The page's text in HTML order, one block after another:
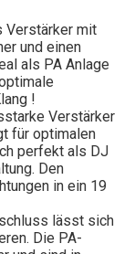
Verstärker mit
und einen
als PA Anlage
!
Verstärker
für optimalen
perfekt als DJ
Den
in ein 19
lässt sich
Die PA-